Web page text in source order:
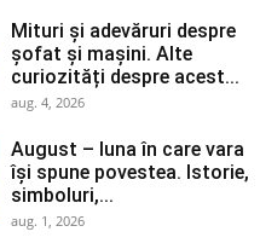
Mituri și adevăruri despre
șofat și mașini. Alte
curiozități despre acest...
aug. 4, 2026
August – luna în care vara
își spune povestea. Istorie,
simboluri,...
aug. 1, 2026